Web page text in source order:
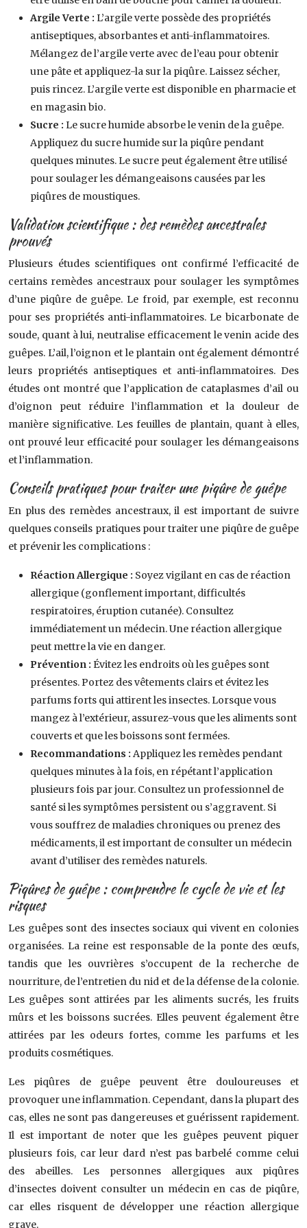
Argile Verte : L’argile verte possède des propriétés
antiseptiques, absorbantes et anti-inflammatoires.
Mélangez de l’argile verte avec de l’eau pour obtenir
une pâte et appliquez-la sur la piqûre. Laissez sécher,
puis rincez. L’argile verte est disponible en pharmacie et
en magasin bio.
Sucre : Le sucre humide absorbe le venin de la guêpe.
Appliquez du sucre humide sur la piqûre pendant
quelques minutes. Le sucre peut également être utilisé
pour soulager les démangeaisons causées par les
piqûres de moustiques.
Validation scientifique : des remèdes ancestrales
prouvés
Plusieurs études scientifiques ont confirmé l’efficacité de
certains remèdes ancestraux pour soulager les symptômes
d’une piqûre de guêpe. Le froid, par exemple, est reconnu
pour ses propriétés anti-inflammatoires. Le bicarbonate de
soude, quant à lui, neutralise efficacement le venin acide des
guêpes. L’ail, l’oignon et le plantain ont également démontré
leurs propriétés antiseptiques et anti-inflammatoires. Des
études ont montré que l’application de cataplasmes d’ail ou
d’oignon peut réduire l’inflammation et la douleur de
manière significative. Les feuilles de plantain, quant à elles,
ont prouvé leur efficacité pour soulager les démangeaisons
et l’inflammation.
Conseils pratiques pour traiter une piqûre de guêpe
En plus des remèdes ancestraux, il est important de suivre
quelques conseils pratiques pour traiter une piqûre de guêpe
et prévenir les complications :
Réaction Allergique : Soyez vigilant en cas de réaction
allergique (gonflement important, difficultés
respiratoires, éruption cutanée). Consultez
immédiatement un médecin. Une réaction allergique
peut mettre la vie en danger.
Prévention : Évitez les endroits où les guêpes sont
présentes. Portez des vêtements clairs et évitez les
parfums forts qui attirent les insectes. Lorsque vous
mangez à l’extérieur, assurez-vous que les aliments sont
couverts et que les boissons sont fermées.
Recommandations : Appliquez les remèdes pendant
quelques minutes à la fois, en répétant l’application
plusieurs fois par jour. Consultez un professionnel de
santé si les symptômes persistent ou s’aggravent. Si
vous souffrez de maladies chroniques ou prenez des
médicaments, il est important de consulter un médecin
avant d’utiliser des remèdes naturels.
Piqûres de guêpe : comprendre le cycle de vie et les
risques
Les guêpes sont des insectes sociaux qui vivent en colonies
organisées. La reine est responsable de la ponte des œufs,
tandis que les ouvrières s’occupent de la recherche de
nourriture, de l’entretien du nid et de la défense de la colonie.
Les guêpes sont attirées par les aliments sucrés, les fruits
mûrs et les boissons sucrées. Elles peuvent également être
attirées par les odeurs fortes, comme les parfums et les
produits cosmétiques.
Les piqûres de guêpe peuvent être douloureuses et
provoquer une inflammation. Cependant, dans la plupart des
cas, elles ne sont pas dangereuses et guérissent rapidement.
Il est important de noter que les guêpes peuvent piquer
plusieurs fois, car leur dard n’est pas barbelé comme celui
des abeilles. Les personnes allergiques aux piqûres
d’insectes doivent consulter un médecin en cas de piqûre,
car elles risquent de développer une réaction allergique
grave.